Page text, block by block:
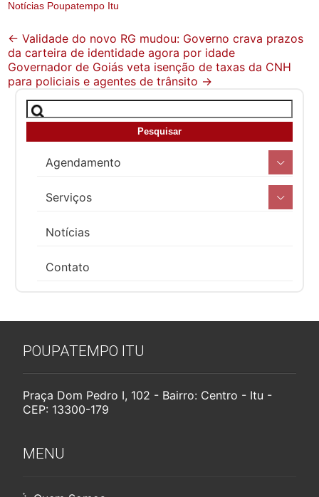
Notícias Poupatempo Itu
Post
navigation
← Validade do novo RG mudou: Governo crava prazos
da carteira de identidade agora por idade
Governador de Goiás veta isenção de taxas da CNH
para policiais e agentes de trânsito →
Agendamento
Serviços
Notícias
Contato
POUPATEMPO ITU
Praça Dom Pedro I, 102 - Bairro: Centro - Itu -
CEP: 13300-179
MENU